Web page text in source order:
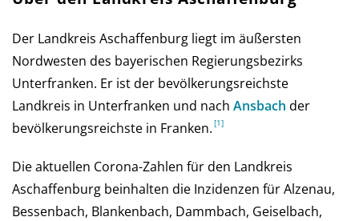
Der Landkreis Aschaffenburg liegt im äußersten
Nordwesten des bayerischen Regierungsbezirks
Unterfranken. Er ist der bevölkerungsreichste
Landkreis in Unterfranken und nach Ansbach der
bevölkerungsreichste in Franken.
Die aktuellen Corona-Zahlen für den Landkreis
Aschaffenburg beinhalten die Inzidenzen für Alzenau,
Bessenbach, Blankenbach, Dammbach, Geiselbach,